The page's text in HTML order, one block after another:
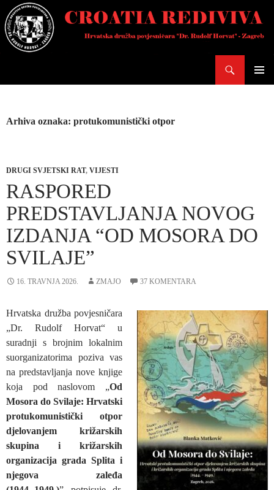
Skoči
do
sadržaja
Arhiva oznaka: protukomunistički otpor
DRUGI SVJETSKI RAT, VIJESTI
RASPORED
PREDSTAVLJANJA NOVOG
IZDANJA “OD MOSORA DO
SVILAJE”
16. TRAVNJA 2026. ZMAJO 37 KOMENTARA
Hrvatska družba povjesničara
„Dr. Rudolf Horvat“ u
suradnji s brojnim lokalnim
suorganizatorima poziva vas
na predstavljanja nove knjige
koja pod naslovom „Od
Mosora do Svilaje: Hrvatski
protukomunistički otpor
djelovanjem križarskih
skupina i križarskih
organizacija grada Splita i
njegova zaleđa